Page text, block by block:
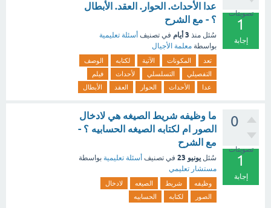
تصويتات
1
إجابة
عدا الأحداث. الحوار. العقد. الأبطال
؟ - مع الشرح
سُئل منذ 3 أيام في تصنيف أسئلة تعليمية
بواسطة معلمة الأجيال
تعد المكونات الآتية لكتابه
الوصف
التفصيلي
التسلسلي لأحداث
فيلم
عدا
الأحداث الحوار العقد الأبطال
0
تصويتات
1
إجابة
ما وظيفه شريط الصيغه هي لادخال
الصور ام لكتابه الصيغه الحسابيه ؟ -
مع الشرح
سُئل يونيو 23 في تصنيف أسئلة تعليمية بواسطة
مستشار تعليمي
وظيفه شريط الصيغه
لادخال
الصور
لكتابه الحسابيه